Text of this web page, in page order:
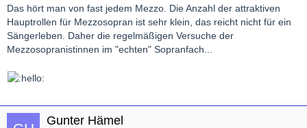
Das hört man von fast jedem Mezzo. Die Anzahl der attraktiven
Hauptrollen für Mezzosopran ist sehr klein, das reicht nicht für ein
Sängerleben. Daher die regelmäßigen Versuche der
Mezzosopranistinnen im "echten" Sopranfach...
Gunter Hämel